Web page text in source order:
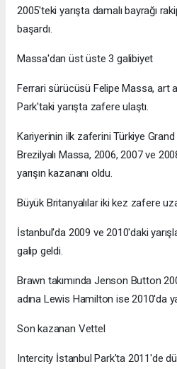
2005'teki yarışta damalı bayrağı
başardı.
Massa'dan üst üste 3 galibiyet
Ferrari sürücüsü Felipe Massa, art
Park'taki yarışta zafere ulaştı.
Kariyerinin ilk zaferini Türkiye
Brezilyalı Massa, 2006, 2007 ve
yarışın kazananı oldu.
Büyük Britanyalılar iki kez zafere
İstanbul'da 2009 ve 2010'daki
galip geldi.
Brawn takımında Jenson Button
adına Lewis Hamilton ise 2010'da
Son kazanan Vettel
Intercity İstanbul Park'ta 2011'de